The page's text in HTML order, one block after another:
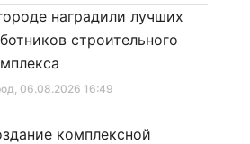
, 06.08.2026 16:49
наградили лучших
строительного
комплексной